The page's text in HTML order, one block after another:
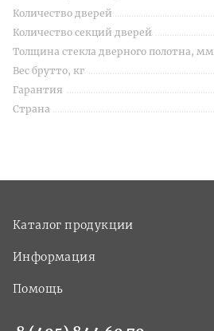
Количество дверей
Количество секций дверей
Толщина стекла дверного полотна, мм
Вес брутто, кг
Гарантия
Страна
Каталог продукции
Информация
Помощь